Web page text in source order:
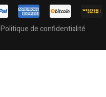
Politique de confidentialité